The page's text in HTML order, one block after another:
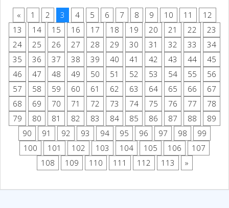
« 1 2 3 4 5 6 7 8 9 10 11
12
13
14 15 16 17 18 19 20 21 22
23
24
25 26 27 28 29 30 31 32 33
34
35
36 37 38 39 40 41 42 43 44
45
46
47 48 49 50 51 52 53 54 55
56
57
58 59 60 61 62 63 64 65 66
67
68
69 70 71 72 73 74 75 76 77
78
79
80 81 82 83 84 85 86 87 88
89
90
91 92 93 94 95 96 97 98
99
100
101 102 103 104 105 106
107
108
109 110 111 112 113 »